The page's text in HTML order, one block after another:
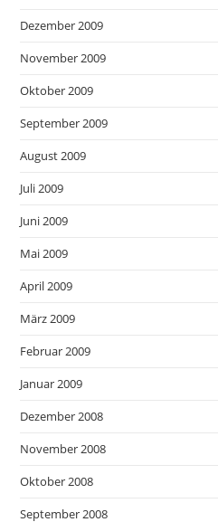
Dezember 2009
November 2009
Oktober 2009
September 2009
August 2009
Juli 2009
Juni 2009
Mai 2009
April 2009
März 2009
Februar 2009
Januar 2009
Dezember 2008
November 2008
Oktober 2008
September 2008